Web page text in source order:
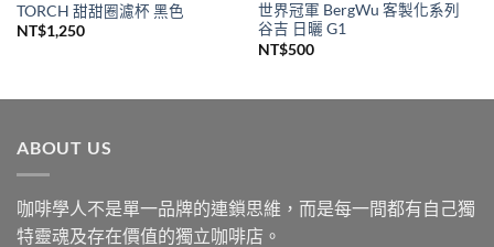
TORCH 甜甜圈濾杯 黑色
NT$1,250
世界冠軍 BergWu 客製化系列
谷吉 日曬 G1
NT$500
ABOUT US
咖啡學人不是單一品牌的連鎖思維，而是每一間都有自己獨
特靈魂及存在價值的獨立咖啡店。